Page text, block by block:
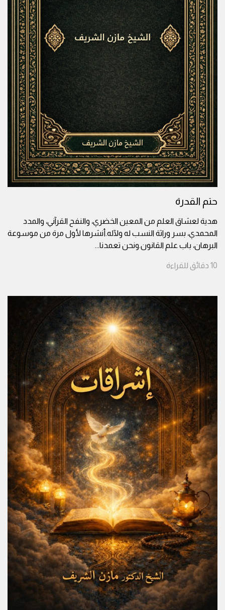
حتم القدرة
هدية لعشاق العلم من المعين الخضري، والنفح القرآني، والمدد
المحمدي، بسر وراثة النسب له ولآله.أنشرها لأول مرة من موسوعة
البرهان، باب علم القانون.ونحن تعمدنا...
10 دقائق للقراءة